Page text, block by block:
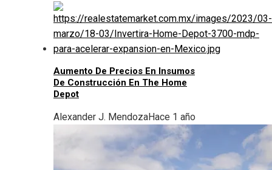
Aumento De Precios En Insumos
De Construcción En The Home
Depot
Alexander J. MendozaHace 1 año